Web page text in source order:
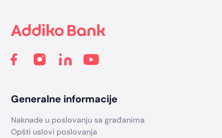
Generalne informacije
Naknade u poslovanju sa građanima
Opšti uslovi poslovanja